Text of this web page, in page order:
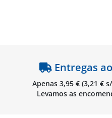
Entregas
Apenas 3,95 € (3,21 €
Levamos as